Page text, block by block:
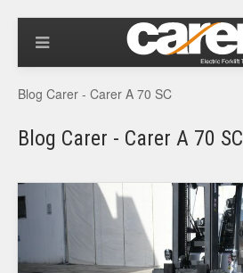
Blog Carer - Carer A 70 SC
Blog Carer - Carer A 70 SC